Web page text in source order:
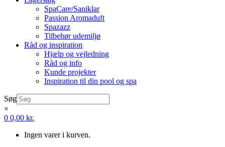
SpaCare/Saniklar
Passion Aromaduft
Spazazz
Tilbehør udemiljø
Råd og inspiration
Hjælp og vejledning
Råd og info
Kunde projekter
Inspiration til din pool og spa
Søg
×
0 0,00 kr.
Ingen varer i kurven.